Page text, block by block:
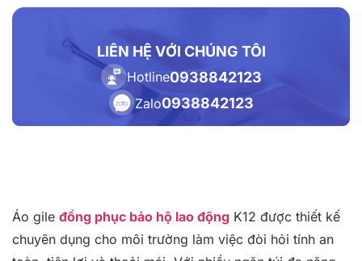
LIÊN HỆ VỚI CHÚNG TÔI
Hotline0938842123
Zalo0938842123
Áo gile đồng phục bảo hộ lao động K12 được thiết kế
chuyên dụng cho môi trường làm việc đòi hỏi tính an